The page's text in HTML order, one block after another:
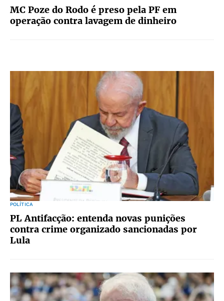
MC Poze do Rodo é preso pela PF em
operação contra lavagem de dinheiro
POLÍTICA
PL Antifacção: entenda novas punições
contra crime organizado sancionadas por
Lula